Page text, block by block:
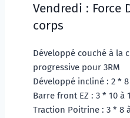
Vendredi : Force
corps
Développé couché à la
progressive pour 3RM
Développé incliné : 2 * 8
Barre front EZ : 3 * 10 à
Traction Poitrine : 3 * 8